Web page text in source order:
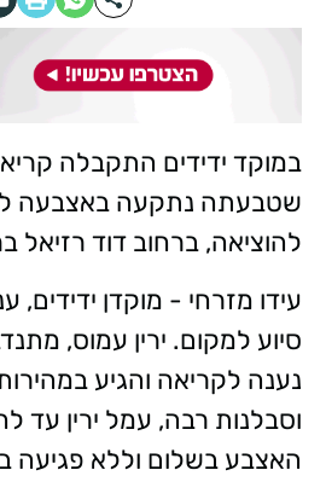
במוקד ידידים התקבלה
שטבעתה נתקעה באצבעה
להוציאה, ברחוב דוד רזיאל
עידו מזרחי - מוקדן ידידים,
סיוע למקום. ירין עמוס,
נענה לקריאה והגיע
וסבלנות רבה, עמל ירין עד
האצבע בשלום וללא פגיעה